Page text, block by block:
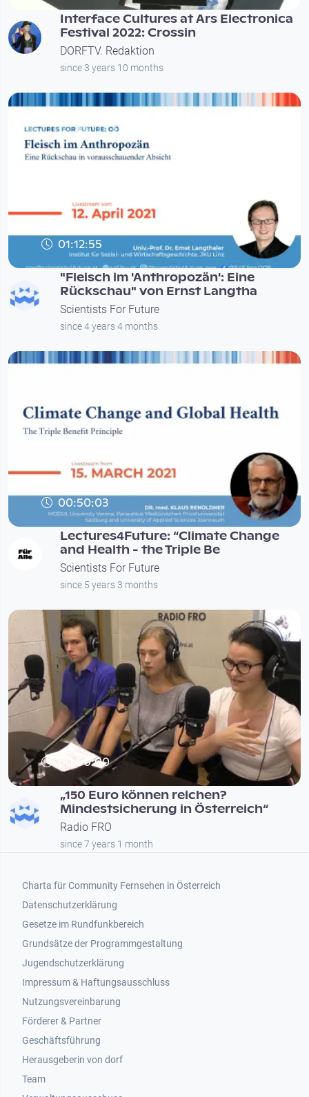
Interface Cultures at Ars Electronica
Festival 2022: Crossin
DORFTV. Redaktion
since 3 years 10 months
01:12:55
"Fleisch im 'Anthropozän': Eine
Rückschau" von Ernst Langtha
Scientists For Future
since 4 years 4 months
00:50:03
Lectures4Future: “Climate Change
and Health - the Triple Be
Scientists For Future
since 5 years 3 months
00:50:00
„150 Euro können reichen?
Mindestsicherung in Österreich“
Radio FRO
since 7 years 1 month
Footer 1
Charta für Community Fernsehen in Österreich
Datenschutzerklärung
Gesetze im Rundfunkbereich
Grundsätze der Programmgestaltung
Jugendschutzerklärung
Impressum & Haftungsausschluss
Nutzungsvereinbarung
Footer 2
Förderer & Partner
Geschäftsführung
Herausgeberin von dorf
Team